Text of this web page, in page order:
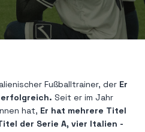
Fußballtrainer, der Er
erfolgreich. Seit er im Jahr
hat, Er hat mehrere Titel
der Serie A, vier Italien -